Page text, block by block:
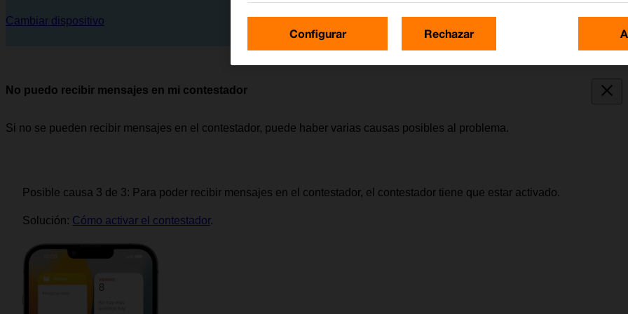
Cambiar dispositivo
No puedo recibir mensajes en mi contestador
Si no se pueden recibir mensajes en el contestador, puede haber varias causas posibles al problema.
Posible causa 3 de 3: Para poder recibir mensajes en el contestador, el contestador tiene que estar activado.
Solución: Cómo activar el contestador.
Configurar Rechazar